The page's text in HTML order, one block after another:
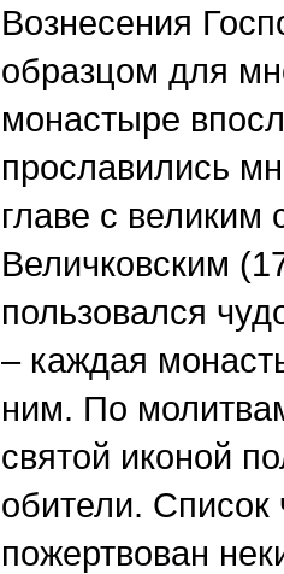
Вознесения
образцом для
монастыре
прославились
главе с
Величковским
пользовался
– каждая
ним. По
святой иконой
обители. Список
пожертвован